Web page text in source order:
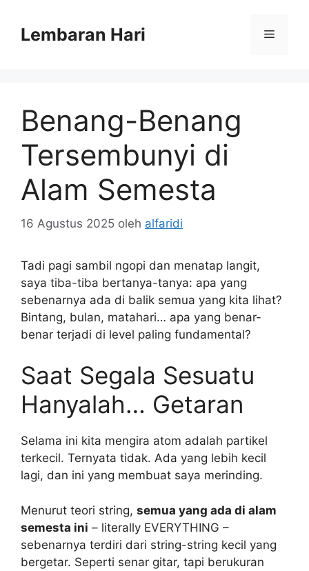
Lembaran Hari Menu
Benang-Benang
Tersembunyi di
Alam Semesta
16 Agustus 2025 oleh alfaridi
Tadi pagi sambil ngopi dan menatap langit,
saya tiba-tiba bertanya-tanya: apa yang
sebenarnya ada di balik semua yang kita lihat?
Bintang, bulan, matahari… apa yang benar-
benar terjadi di level paling fundamental?
Saat Segala Sesuatu
Hanyalah… Getaran
Selama ini kita mengira atom adalah partikel
terkecil. Ternyata tidak. Ada yang lebih kecil
lagi, dan ini yang membuat saya merinding.
Menurut teori string, semua yang ada di alam
semesta ini – literally EVERYTHING –
sebenarnya terdiri dari string-string kecil yang
bergetar. Seperti senar gitar, tapi berukuran